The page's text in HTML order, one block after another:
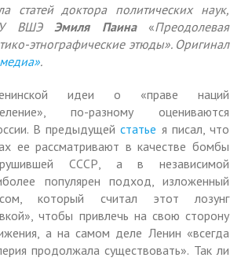
статей доктора политических наук,
ВШЭ Эмиля Паина«Преодолевая
этнографические этюды». Оригинал
.
идеи о «праве наций
по-разному оцениваются
В предыдущейстатье я писал, что
ее рассматривают в качестве бомбы
СССР, а в независимой
популярен подход, изложенный
который считал этот лозунг
чтобы привлечь на свою сторону
а на самом деле Ленин «всегда
продолжала существовать». Так ли